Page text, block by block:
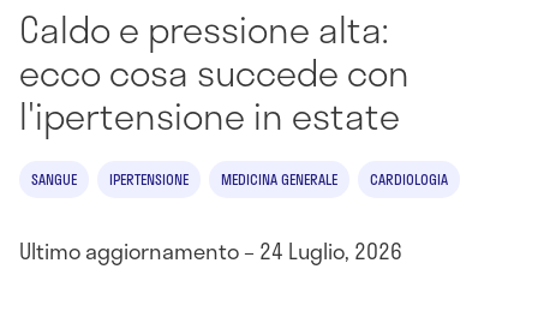
Caldo e pressione alta:
ecco cosa succede con
l'ipertensione in estate
SANGUE IPERTENSIONE MEDICINA GENERALE CARDIOLOGIA
Ultimo aggiornamento – 24 Luglio, 2026